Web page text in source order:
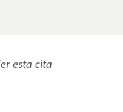
esta cita